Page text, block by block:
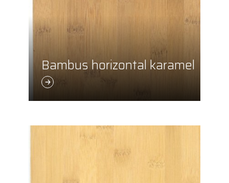
Bambus horizontal karamel